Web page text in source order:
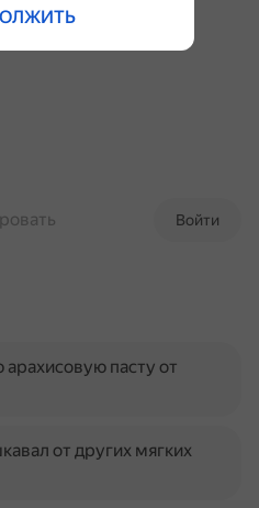
Войти
пасту от
от других мягких